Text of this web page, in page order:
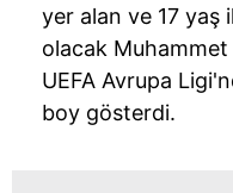
yer alan ve 17 yaş
olacak
UEFA Avrupa
boy gösterdi.